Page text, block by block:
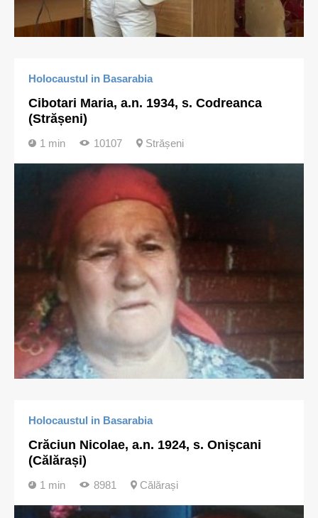
Holocaustul in Basarabia
Cibotari Maria, a.n. 1934, s. Codreanca
(Strășeni)
1 min 10107 Strășeni
Holocaustul in Basarabia
Crăciun Nicolae, a.n. 1924, s. Onișcani
(Călărași)
1 min 8981 Călărași